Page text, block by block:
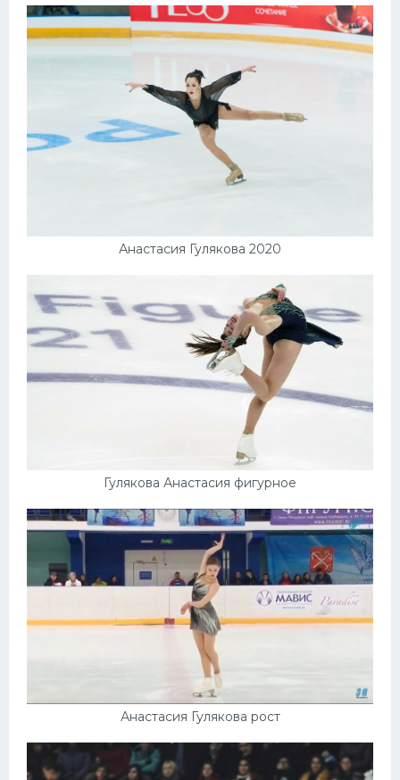
Анастасия Гулякова 2020
Гулякова Анастасия фигурное
Анастасия Гулякова рост